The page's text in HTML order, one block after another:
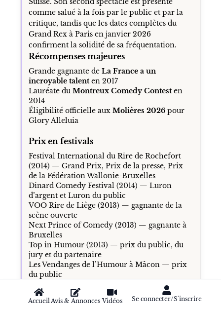
AccueilAvis & Annonces Vidéos Se connecter/S'inscrire
RÉCEPTION ET ANALYSE
Les spectacles de Laura Laune rencontrent
un succès important auprès du public. Plus
représentations en France, en Belgique et en
Suisse. Son second spectacle est présenté
comme salué à la fois par le public et par la
critique, tandis que les dates complètes du
Grand Rex à Paris en janvier 2026
Récompenses majeures
Grande gagnante deLa France a un
incroyable talenten 2017
Lauréate duMontreux Comedy Contest
2014
Éligibilité officielle auxMolières 2026
Glory Alleluia
Prix en festivals
Festival International du Rire de Rochefort
(2014) — Grand Prix, Prix de la presse, Prix
de la Fédération Wallonie-Bruxelles
Dinard Comedy Festival (2014) — Luron
d’argent et Luron du public
VOO Rire de Liège (2013) — gagnante de la
scène ouverte